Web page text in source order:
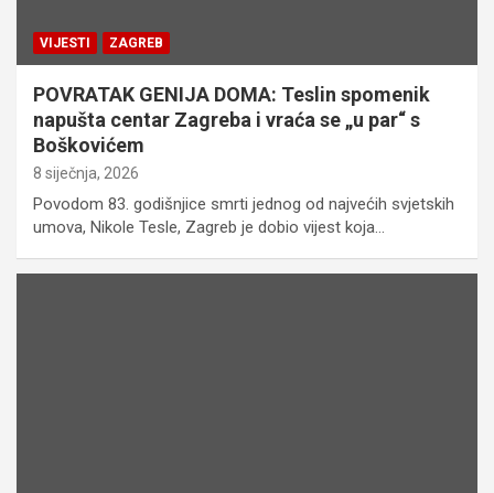
VIJESTI ZAGREB
POVRATAK GENIJA DOMA: Teslin spomenik
napušta centar Zagreba i vraća se „u par“ s
Boškovićem
8 siječnja, 2026
Povodom 83. godišnjice smrti jednog od najvećih svjetskih
umova, Nikole Tesle, Zagreb je dobio vijest koja…